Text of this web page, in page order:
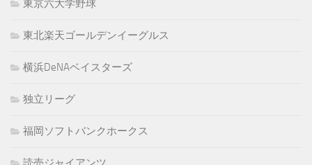
東京六大学野球
東北楽天ゴールデンイーグルス
横浜DeNAベイスターズ
独立リーグ
福岡ソフトバンクホークス